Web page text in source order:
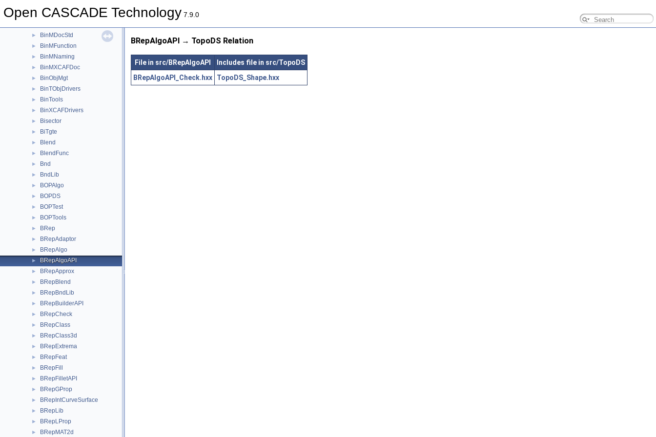
Open CASCADE Technology 7.9.0
► BinMDataXtd
► BinMDocStd
► BinMFunction
► BinMNaming
► BinMXCAFDoc
► BinObjMgt
► BinTObjDrivers
► BinTools
► BinXCAFDrivers
► Bisector
► BiTgte
► Blend
► BlendFunc
► Bnd
► BndLib
► BOPAlgo
► BOPDS
► BOPTest
► BOPTools
► BRep
► BRepAdaptor
► BRepAlgo
► BRepAlgoAPI
► BRepApprox
► BRepBlend
► BRepBndLib
► BRepBuilderAPI
► BRepCheck
► BRepClass
► BRepClass3d
► BRepExtrema
► BRepFeat
► BRepFill
► BRepFilletAPI
► BRepGProp
► BRepIntCurveSurface
► BRepLib
► BRepLProp
► BRepMAT2d
BRepAlgoAPI → TopoDS Relation
File in src/BRepAlgoAPI
Includes file in src/TopoDS
BRepAlgoAPI_Check.hxx
TopoDS_Shape.hxx